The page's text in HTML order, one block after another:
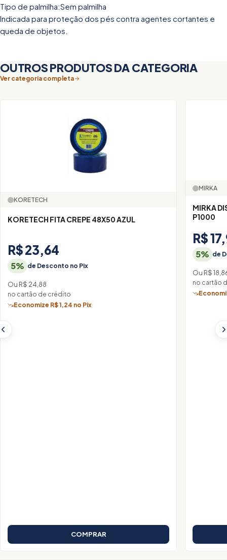
Tipo de palmilha:Sem palmilha
Indicada para proteção dos pés contra agentes cortantes e
queda de objetos.
OUTROS PRODUTOS DA CATEGORIA
Ver categoria completa
KORETECH
KORETECH FITA CREPE 48X50 AZUL
R$ 23,64
5% de Desconto no Pix
Ou R$ 24,88
no cartão de crédito
Economize R$ 1,24 no Pix
COMPRAR
MIRKA
MIRKA
P1000
R$
5% de
Ou R$
no cartão